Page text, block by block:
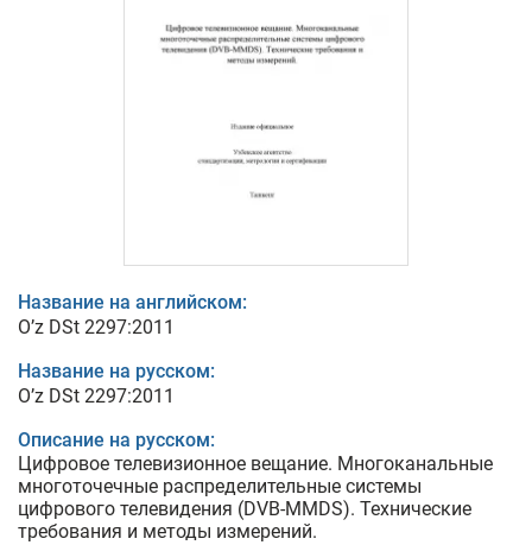
Название на английском:
O’z DSt 2297:2011
Название на русском:
O’z DSt 2297:2011
Описание на русском:
Цифровое телевизионное вещание. Многоканальные
многоточечные распределительные системы
цифрового телевидения (DVB-MMDS). Технические
требования и методы измерений.